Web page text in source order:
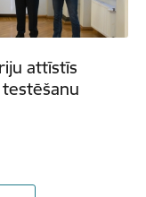
attīstīs